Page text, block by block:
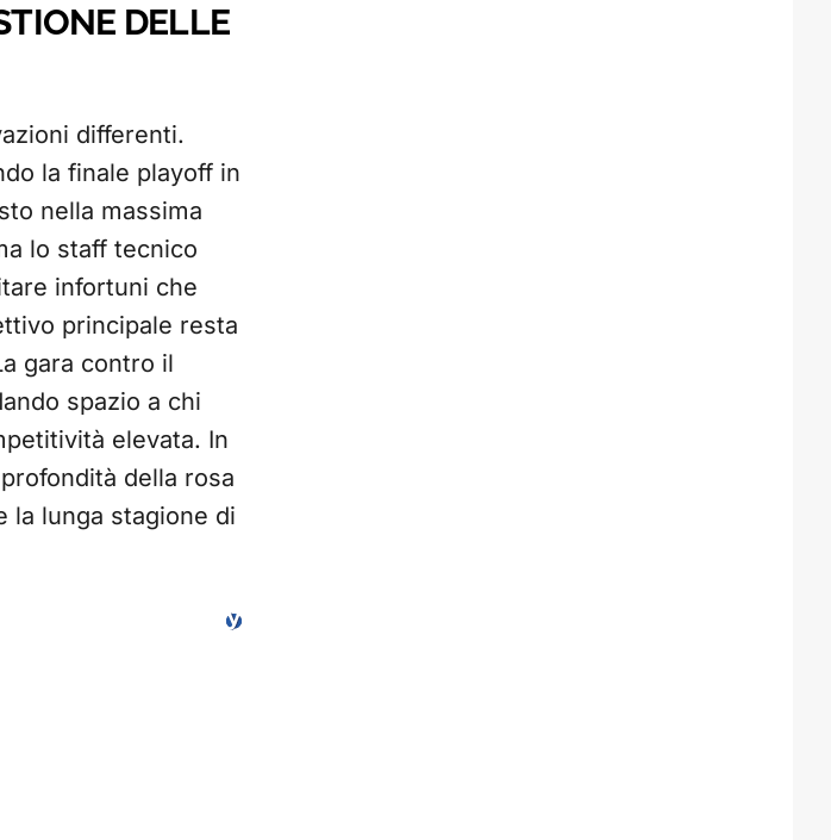
DELLE
differenti.
la finale playoff in
nella massima
lo staff tecnico
infortuni che
principale resta
gara contro il
spazio a chi
elevata. In
della rosa
la lunga stagione di